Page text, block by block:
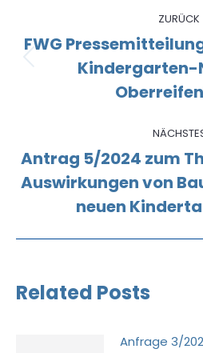
ZURÜCK
FWG
Kindergarten-
Antrag 5/2024 zum
Auswirkungen von
neuen
Related Posts
Anfrage 3/